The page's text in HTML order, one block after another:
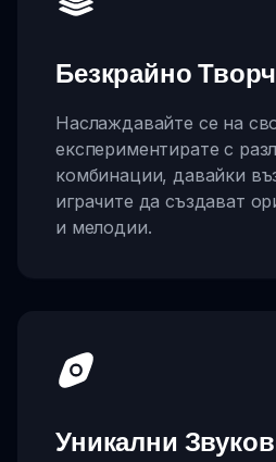
Безкрайно
Наслаждавайте се на
експериментирате с
комбинации, давайки
играчите да създават
и мелодии.
Уникални